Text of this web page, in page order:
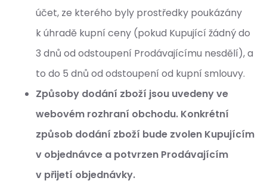
účet, ze kterého byly prostředky poukázány
k úhradě kupní ceny (pokud Kupující žádný do
3 dnů od odstoupení Prodávajícímu nesdělí), a
to do 5 dnů od odstoupení od kupní smlouvy.
Způsoby dodání zboží jsou uvedeny ve
webovém rozhraní obchodu. Konkrétní
způsob dodání zboží bude zvolen Kupujícím
v objednávce a potvrzen Prodávajícím
v přijetí objednávky.